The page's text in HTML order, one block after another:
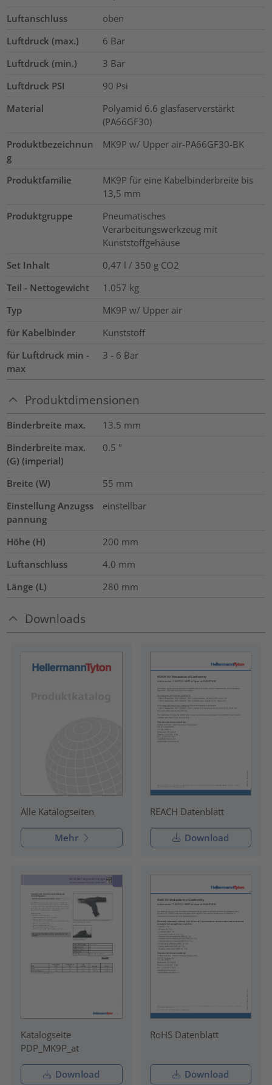
Luftanschluss
oben
Luftdruck (max.)
6 Bar
Luftdruck (min.)
3 Bar
Luftdruck PSI
90 Psi
Material
Polyamid 6.6 glasfaserverstärkt
(PA66GF30)
Produktbezeichnun
g
MK9P w/ Upper air-PA66GF30-BK
Produktfamilie
MK9P für eine Kabelbinderbreite bis
13,5 mm
Produktgruppe
Pneumatisches
Verarbeitungswerkzeug mit
Kunststoffgehäuse
Set Inhalt
0,47 l / 350 g CO2
Teil - Nettogewicht
1.057 kg
Typ
MK9P w/ Upper air
für Kabelbinder
Kunststoff
für Luftdruck min -
max
3 - 6 Bar
Produktdimensionen
Binderbreite max. 13.5 mm
Binderbreite max.
(G) (imperial)
0.5 "
Breite (W) 55 mm
Einstellung Anzugss
pannung
einstellbar
Höhe (H) 200 mm
Luftanschluss
4.0 mm
Länge (L)
280 mm
Downloads
Alle Katalogseiten
Mehr
REACH Datenblatt
Download
Katalogseite
PDP_MK9P_at
Download
RoHS Datenblatt
Download